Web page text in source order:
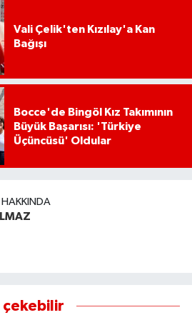
Vali Çelik'ten Kızılay'a Kan
Bağışı
Bocce'de Bingöl Kız Takımının
Büyük Başarısı: 'Türkiye
Üçüncüsü' Oldular
HAKKINDA
çekebilir